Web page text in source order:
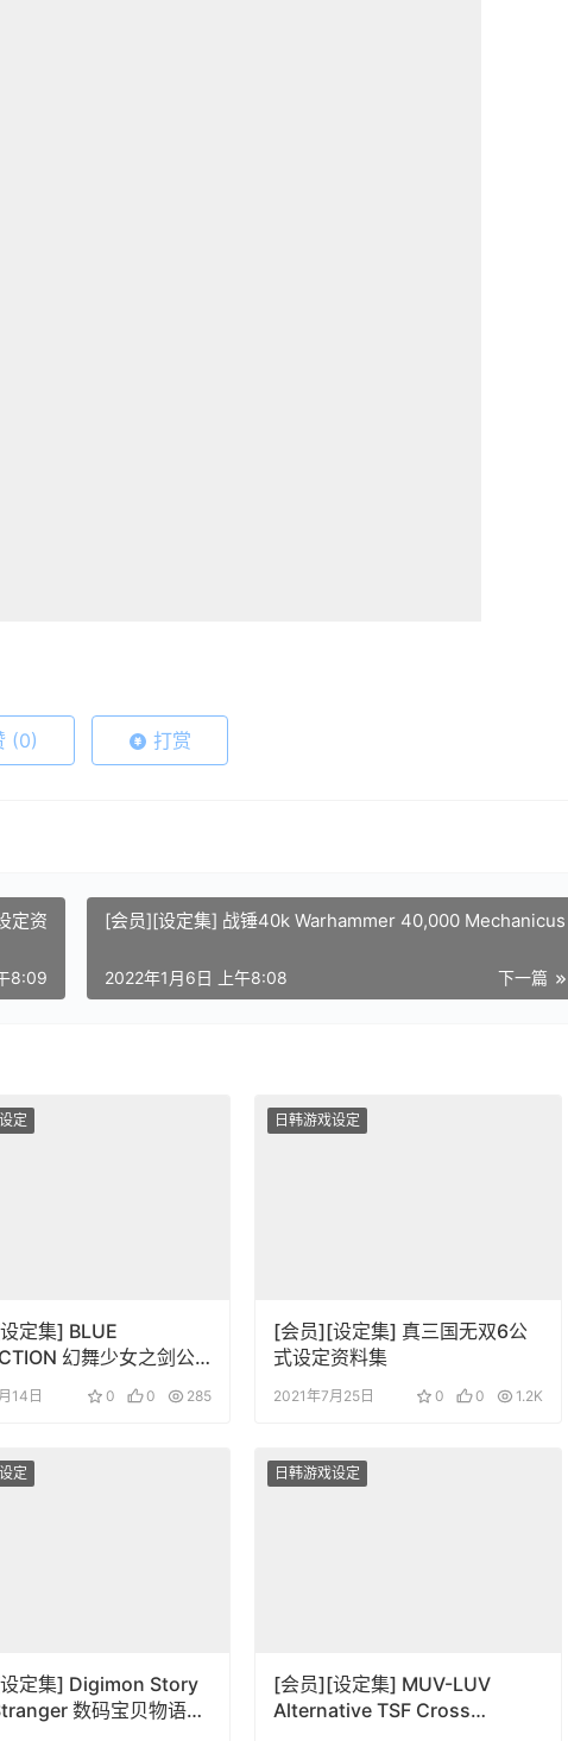
(0) 打赏
定资
8:09
[会员][设定集] 战锤40k Warhammer 40,000 Mechanicus
下一篇
2022年1月6日 上午8:08
定
定集] BLUE
幻舞少女之剑公
アルコレクション (電
本)
14日 0 0 285
日韩游戏设定
[会员][设定集] 真三国无双6公
式设定资料集
2021年7月25日 0 0 1.2K
定
定集] Digimon Story
数码宝贝物语：
日韩游戏设定
[会员][设定集] MUV-LUV
Alternative TSF Cross